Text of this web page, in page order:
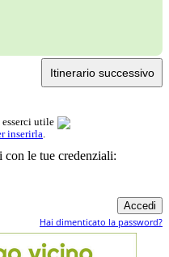
Itinerario successivo
utile
inserirla.
con le tue credenziali:
Hai dimenticato la password?